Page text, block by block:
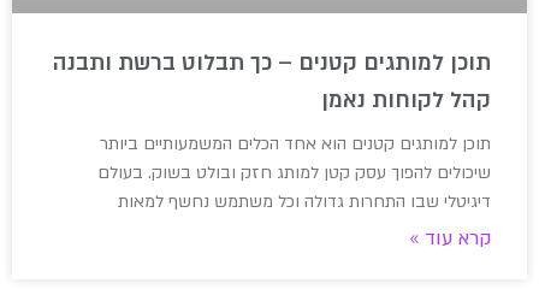
תוכן למותגים קטנים – כך תבלוט ברשת ותבנה
קהל לקוחות נאמן
תוכן למותגים קטנים הוא אחד הכלים המשמעותיים ביותר
שיכולים להפוך עסק קטן למותג חזק ובולט בשוק. בעולם
דיגיטלי שבו התחרות גדולה וכל משתמש נחשף למאות
קרא עוד »